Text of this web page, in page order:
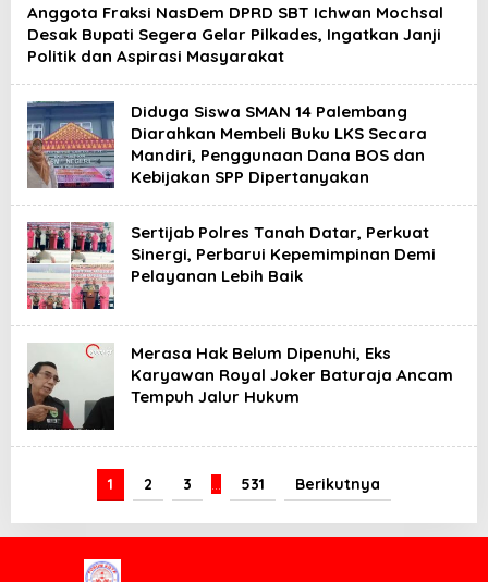
Anggota Fraksi NasDem DPRD SBT Ichwan Mochsal
Desak Bupati Segera Gelar Pilkades, Ingatkan Janji
Politik dan Aspirasi Masyarakat
Diduga Siswa SMAN 14 Palembang
Diarahkan Membeli Buku LKS Secara
Mandiri, Penggunaan Dana BOS dan
Kebijakan SPP Dipertanyakan
Sertijab Polres Tanah Datar, Perkuat
Sinergi, Perbarui Kepemimpinan Demi
Pelayanan Lebih Baik
Merasa Hak Belum Dipenuhi, Eks
Karyawan Royal Joker Baturaja Ancam
Tempuh Jalur Hukum
1 2 3 … 531 Berikutnya